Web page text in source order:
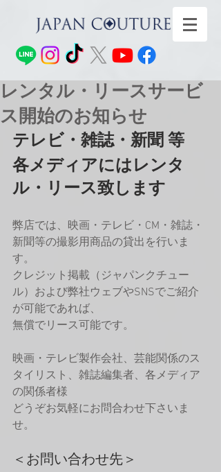
レンタル・リースサービ
ス開始のお知らせ
テレビ・雑誌・新聞 等
各メディアにはレンタ
ル・リース致します
弊店では、映画・テレビ・CM・雑誌・
新聞等の撮影用商品の貸出を行いま
す。
クレジット掲載（ジャパンクチュー
ル）および弊社ウェブやSNSでご紹介
が可能であれば、
無償でリース可能です。
映画・テレビ製作会社、芸能関係のス
タイリスト、雑誌編集者、各メディア
の関係者様
どうぞお気軽にお問合わせ下さいま
せ。
＜お問い合わせ先＞